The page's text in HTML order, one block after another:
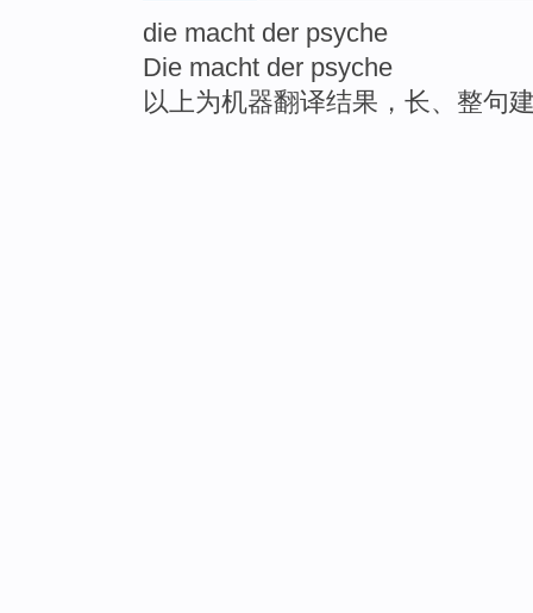
die macht der psyche
Die macht der psyche
以上为机器翻译结果，长、整句